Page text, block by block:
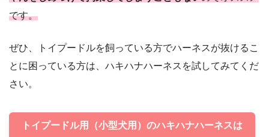
です。
ぜひ、トイプードルを飼っている方でハーネスが抜けるこ
とに困っている方は、ハキハナハーネスを試してみてくだ
さい。
トイプードル用（小型犬用）のハキハナハーネスは